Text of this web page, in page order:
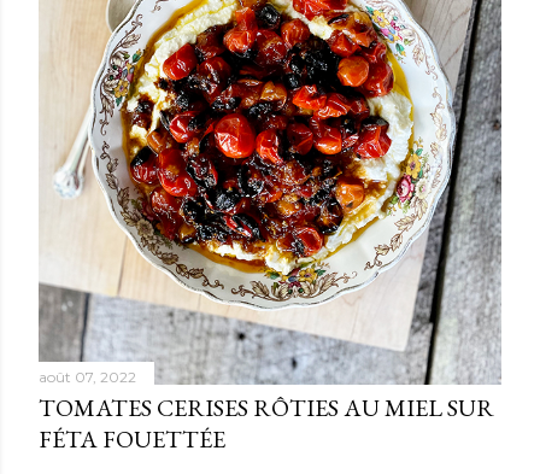
août 07, 2022
TOMATES CERISES RÔTIES AU MIEL SUR
FÉTA FOUETTÉE